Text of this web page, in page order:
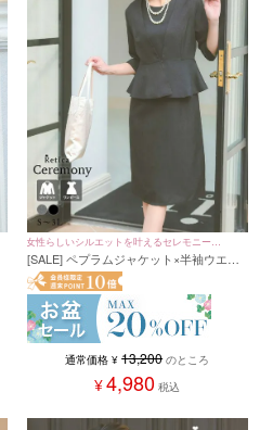
女性らしいシルエットを叶えるセレモニース
ーツ♪
[SALE] ペプラムジャケット×半袖ウエス
トフリルワンピースセットアップセレモ
ニースーツ (S～3Lサイズ)
通常価格 ¥ 13,200 のところ
¥4,980 税込